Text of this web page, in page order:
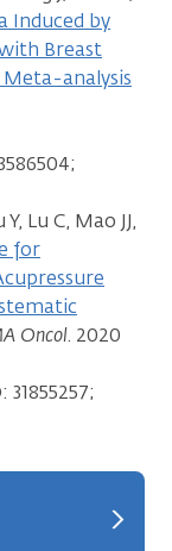
Induced by
Breast
Meta-analysis
Lu C, Mao JJ,
for
Oncol. 2020
31855257;